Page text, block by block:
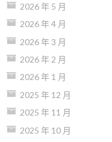
2026 年 5 月
2026 年 4 月
2026 年 3 月
2026 年 2 月
2026 年 1 月
2025 年 12 月
2025 年 11 月
2025 年 10 月